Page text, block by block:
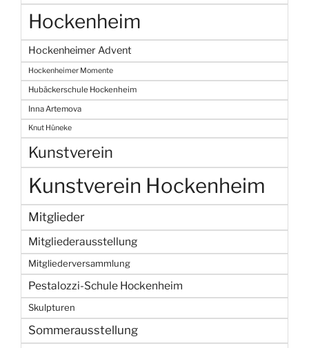
Hockenheim
Hockenheimer Advent
Hockenheimer Momente
Hubäckerschule Hockenheim
Inna Artemova
Knut Hüneke
Kunstverein
Kunstverein Hockenheim
Mitglieder
Mitgliederausstellung
Mitgliederversammlung
Pestalozzi-Schule Hockenheim
Skulpturen
Sommerausstellung